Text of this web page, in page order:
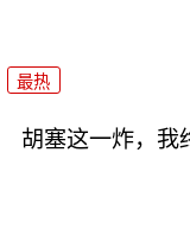
最热
胡塞这一炸，我